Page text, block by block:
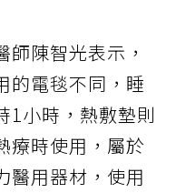
陳智光表示，
的電毯不同，睡
1小時，熱敷墊則
療時使用，屬於
醫用器材，使用